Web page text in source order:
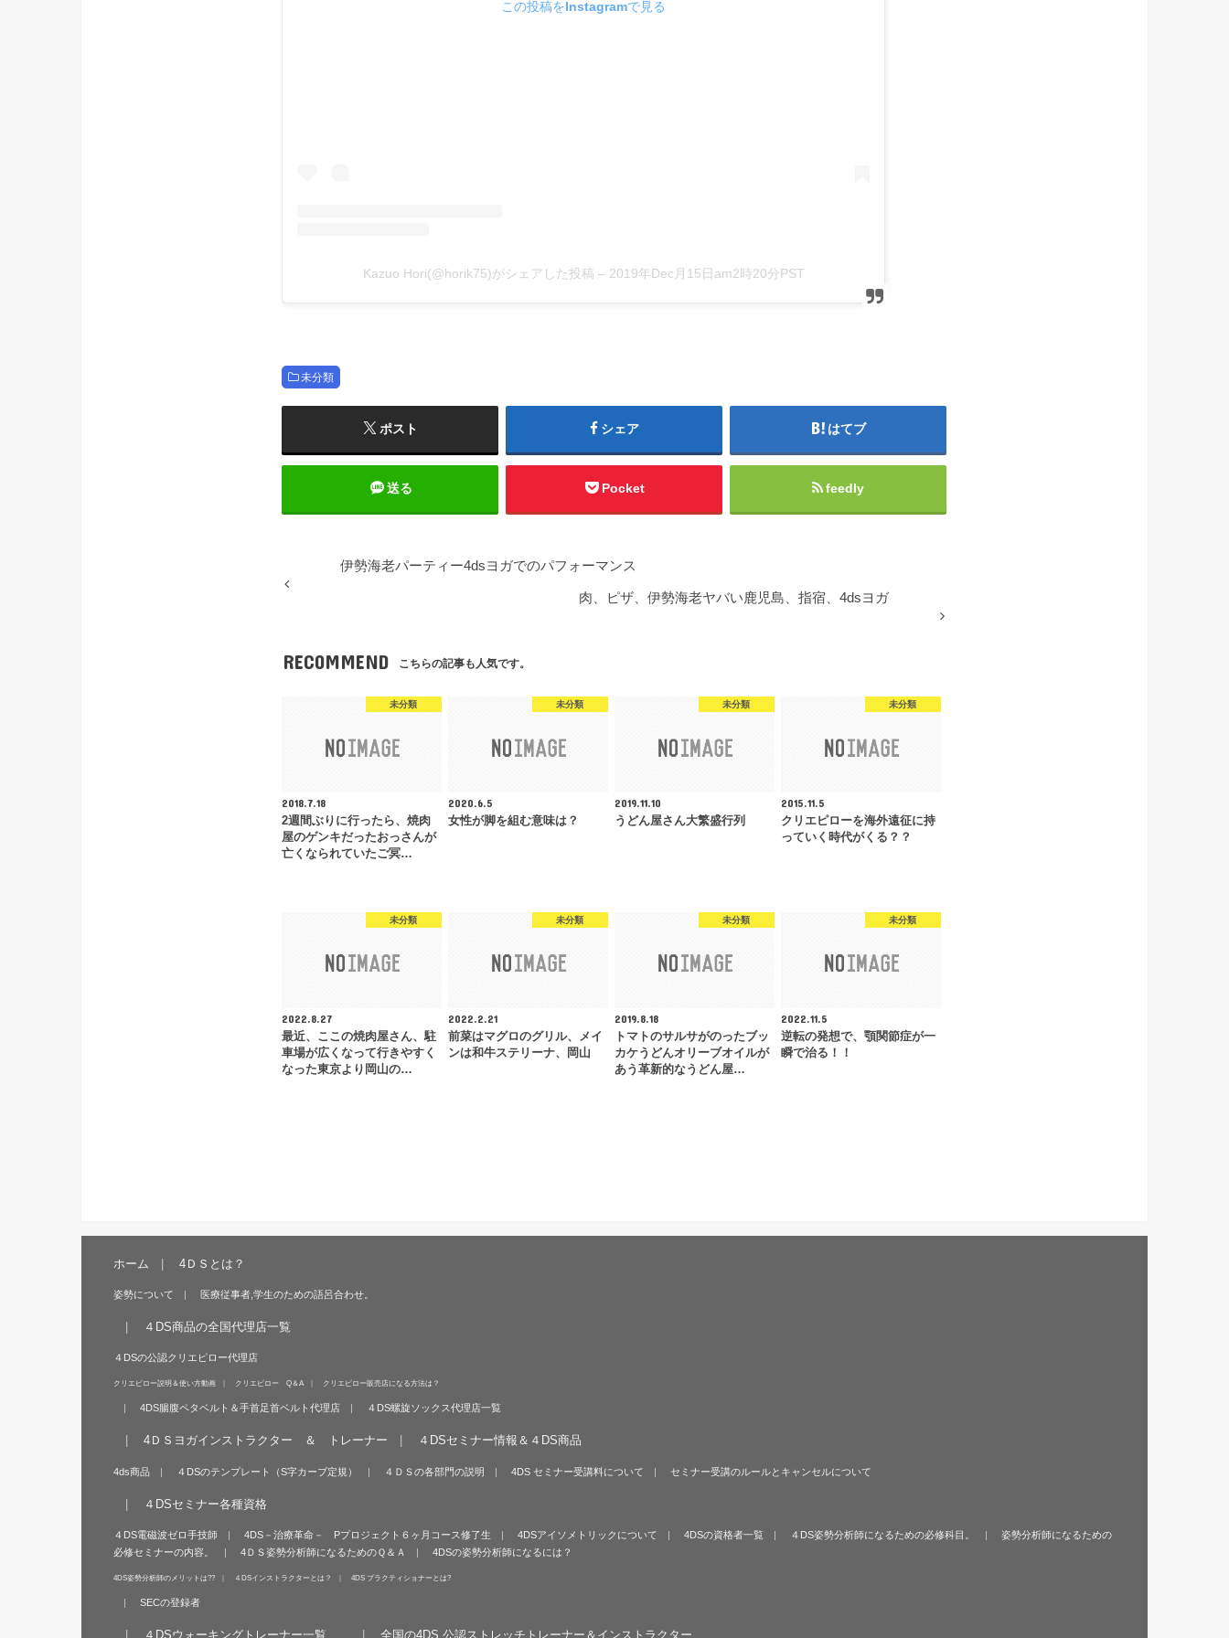
この投稿をInstagramで見る
Kazuo Hori(@horik75)がシェアした投稿 – 2019年Dec月15日am2時20分PST
未分類
ポスト シェア はてブ
送る Pocket feedly
伊勢海老パーティー4dsヨガでのパフォーマンス
肉、ピザ、伊勢海老ヤバい鹿児島、指宿、4dsヨガ
RECOMMEND こちらの記事も人気です。
未分類
2018.7.18
2週間ぶりに行ったら、焼肉
屋のゲンキだったおっさんが
亡くなられていたご冥…
未分類
2020.6.5
女性が脚を組む意味は？
未分類
2019.11.10
うどん屋さん大繁盛行列
未分類
2015.11.5
クリエピローを海外遠征に持
っていく時代がくる？？
未分類
2022.8.27
最近、ここの焼肉屋さん、駐
車場が広くなって行きやすく
なった東京より岡山の…
未分類
2022.2.21
前菜はマグロのグリル、メイ
ンは和牛ステリーナ、岡山
未分類
2019.8.18
トマトのサルサがのったブッ
カケうどんオリーブオイルが
あう革新的なうどん屋…
未分類
2022.11.5
逆転の発想で、顎関節症が一
瞬で治る！！
ホーム 4ＤＳとは？
姿勢について 医療従事者,学生のための語呂合わせ。
４DS商品の全国代理店一覧
４DSの公認クリエピロー代理店
クリエピロー説明＆使い方動画 クリエピロー Q＆A クリエピロー販売店になる方法は？
4DS腸腹ペタベルト＆手首足首ベルト代理店 ４DS螺旋ソックス代理店一覧
4ＤＳヨガインストラクター ＆ トレーナー ４DSセミナー情報＆４DS商品
4ds商品 ４DSのテンプレート（S字カーブ定規） ４ＤＳの各部門の説明 4DS セミナー受講料について セミナー受講のルールとキャンセルについて
４DSセミナー各種資格
４DS電磁波ゼロ手技師 4DS－治療革命－ Pプロジェクト６ヶ月コース修了生 4DSアイソメトリックについて 4DSの資格者一覧 ４DS姿勢分析師になるための必修科目。
姿勢分析師になるための
必修セミナーの内容。
4ＤＳ姿勢分析師になるためのＱ＆Ａ 4DSの姿勢分析師になるには？
4DS姿勢分析師のメリットは?? ４DSインストラクターとは？ 4DS プラクティショナーとは?
SECの登録者
４DSウォーキングトレーナー一覧 全国の4DS 公認ストレッチトレーナー＆インストラクター